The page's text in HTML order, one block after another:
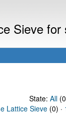
Sieve
State: All
Lattice Sieve (0) ·